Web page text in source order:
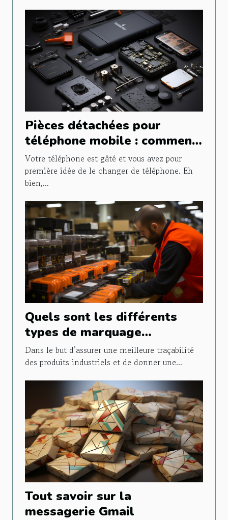
Pièces détachées pour
téléphone mobile : comment
faire le bon choix ?
Votre téléphone est gâté et vous avez pour
première idée de le changer de téléphone. Eh
bien,...
Quels sont les différents
types de marquage
industriel ?
Dans le but d’assurer une meilleure traçabilité
des produits industriels et de donner une...
Tout savoir sur la
messagerie Gmail